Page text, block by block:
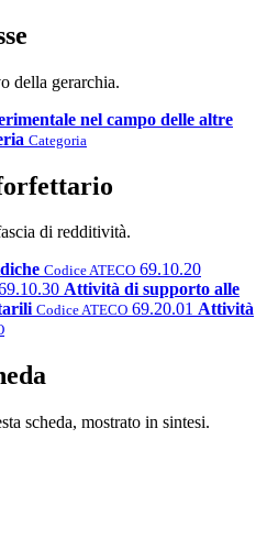
della gerarchia.
nel campo delle altre
Categoria
di redditività.
Codice ATECO 69.10.20
Attività di supporto alle
Codice ATECO 69.20.01 Attività
scheda, mostrato in sintesi.